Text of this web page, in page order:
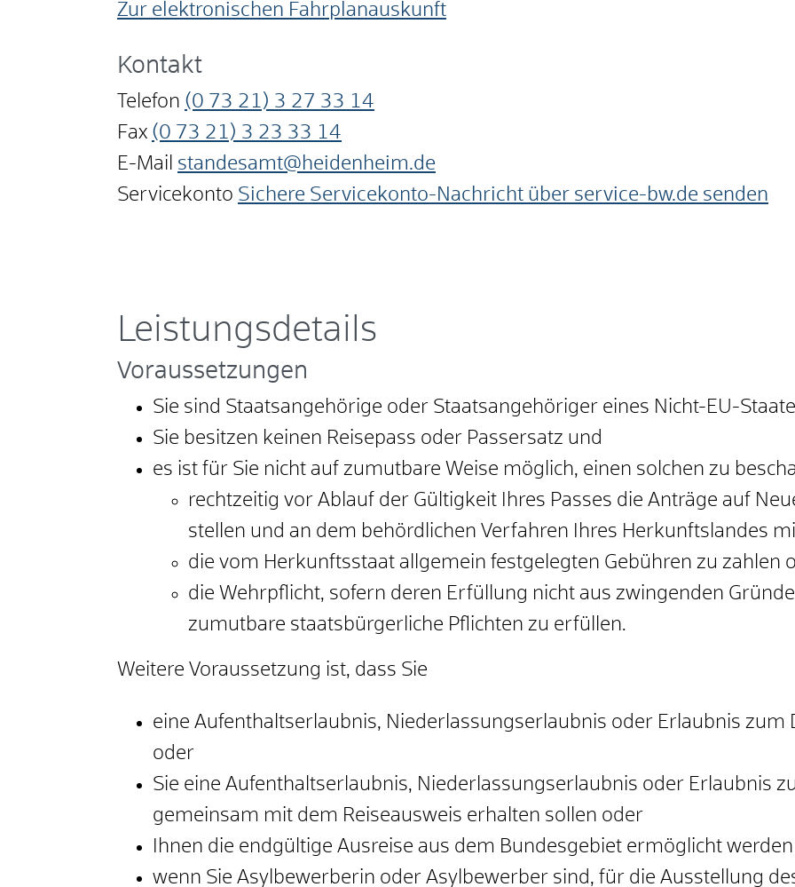
Zur elektronischen Fahrplanauskunft
Kontakt
Telefon (0 73 21) 3 27 33 14
Fax (0 73 21) 3 23 33 14
E-Mail standesamt@heidenheim.de
Servicekonto Sichere Servicekonto-Nachricht über service-bw.de senden
Leistungsdetails
Voraussetzungen
Sie sind Staatsangehörige oder Staatsangehöriger eines Nicht-EU-
Sie besitzen keinen Reisepass oder Passersatz und
es ist für Sie nicht auf zumutbare Weise möglich, einen solchen zu
rechtzeitig vor Ablauf der Gültigkeit Ihres Passes die Anträge auf
stellen und an dem behördlichen Verfahren Ihres Herkunftslandes
die vom Herkunftsstaat allgemein festgelegten Gebühren zu zahlen
die Wehrpflicht, sofern deren Erfüllung nicht aus zwingenden
zumutbare staatsbürgerliche Pflichten zu erfüllen.
Weitere Voraussetzung ist, dass Sie
eine Aufenthaltserlaubnis, Niederlassungserlaubnis oder Erlaubnis zum
oder
Sie eine Aufenthaltserlaubnis, Niederlassungserlaubnis oder Erlaubnis
gemeinsam mit dem Reiseausweis erhalten sollen oder
Ihnen die endgültige Ausreise aus dem Bundesgebiet ermöglicht
wenn Sie Asylbewerberin oder Asylbewerber sind, für die Ausstellung